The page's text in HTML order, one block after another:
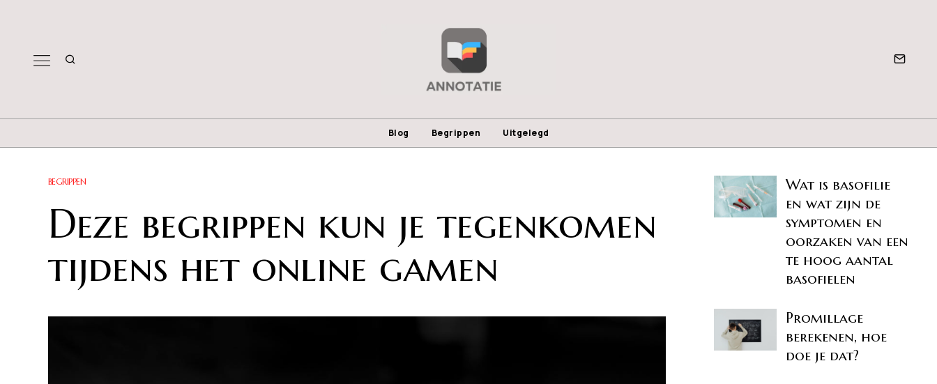
Blog Begrippen Uitgelegd
BEGRIPPEN
Deze begrippen kun je tegenkomen
tijdens het online gamen
Wat is basofilie
en wat zijn de
symptomen en
oorzaken van een
te hoog aantal
basofielen
Promillage
berekenen, hoe
doe je dat?